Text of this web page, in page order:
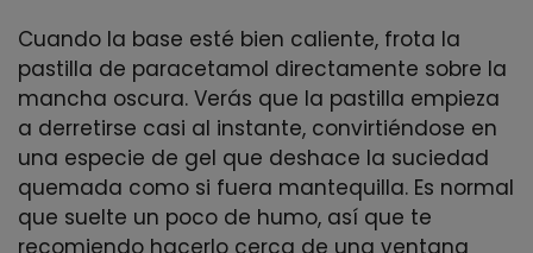
Cuando la base esté bien caliente, frota la
pastilla de paracetamol directamente sobre la
mancha oscura. Verás que la pastilla empieza
a derretirse casi al instante, convirtiéndose en
una especie de gel que deshace la suciedad
quemada como si fuera mantequilla. Es normal
que suelte un poco de humo, así que te
recomiendo hacerlo cerca de una ventana